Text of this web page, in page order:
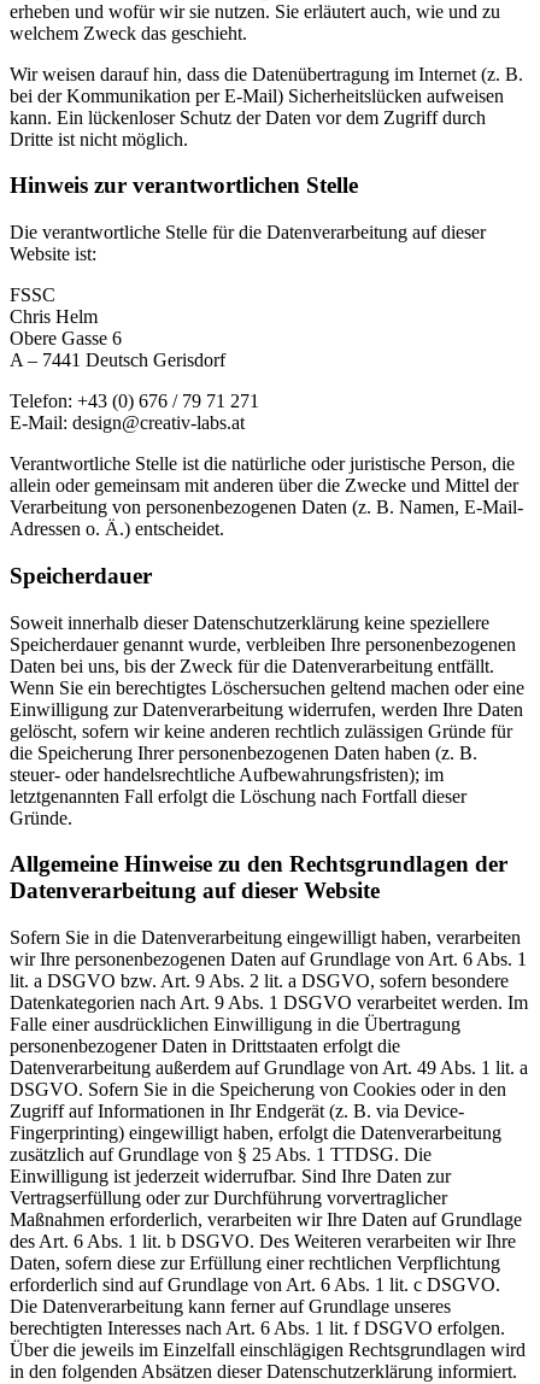
erheben und wofür wir sie nutzen. Sie erläutert auch, wie und zu
welchem Zweck das geschieht.
Wir weisen darauf hin, dass die Datenübertragung im Internet (z. B.
bei der Kommunikation per E-Mail) Sicherheitslücken aufweisen
kann. Ein lückenloser Schutz der Daten vor dem Zugriff durch
Dritte ist nicht möglich.
Hinweis zur verantwortlichen Stelle
Die verantwortliche Stelle für die Datenverarbeitung auf dieser
Website ist:
FSSC
Chris Helm
Obere Gasse 6
A – 7441 Deutsch Gerisdorf
Telefon: +43 (0) 676 / 79 71 271
E-Mail: design@creativ-labs.at
Verantwortliche Stelle ist die natürliche oder juristische Person, die
allein oder gemeinsam mit anderen über die Zwecke und Mittel der
Verarbeitung von personenbezogenen Daten (z. B. Namen, E-Mail-
Adressen o. Ä.) entscheidet.
Speicherdauer
Soweit innerhalb dieser Datenschutzerklärung keine speziellere
Speicherdauer genannt wurde, verbleiben Ihre personenbezogenen
Daten bei uns, bis der Zweck für die Datenverarbeitung entfällt.
Wenn Sie ein berechtigtes Löschersuchen geltend machen oder eine
Einwilligung zur Datenverarbeitung widerrufen, werden Ihre Daten
gelöscht, sofern wir keine anderen rechtlich zulässigen Gründe für
die Speicherung Ihrer personenbezogenen Daten haben (z. B.
steuer- oder handelsrechtliche Aufbewahrungsfristen); im
letztgenannten Fall erfolgt die Löschung nach Fortfall dieser
Gründe.
Allgemeine Hinweise zu den Rechtsgrundlagen der
Datenverarbeitung auf dieser Website
Sofern Sie in die Datenverarbeitung eingewilligt haben, verarbeiten
wir Ihre personenbezogenen Daten auf Grundlage von Art. 6 Abs. 1
lit. a DSGVO bzw. Art. 9 Abs. 2 lit. a DSGVO, sofern besondere
Datenkategorien nach Art. 9 Abs. 1 DSGVO verarbeitet werden. Im
Falle einer ausdrücklichen Einwilligung in die Übertragung
personenbezogener Daten in Drittstaaten erfolgt die
Datenverarbeitung außerdem auf Grundlage von Art. 49 Abs. 1 lit. a
DSGVO. Sofern Sie in die Speicherung von Cookies oder in den
Zugriff auf Informationen in Ihr Endgerät (z. B. via Device-
Fingerprinting) eingewilligt haben, erfolgt die Datenverarbeitung
zusätzlich auf Grundlage von § 25 Abs. 1 TTDSG. Die
Einwilligung ist jederzeit widerrufbar. Sind Ihre Daten zur
Vertragserfüllung oder zur Durchführung vorvertraglicher
Maßnahmen erforderlich, verarbeiten wir Ihre Daten auf Grundlage
des Art. 6 Abs. 1 lit. b DSGVO. Des Weiteren verarbeiten wir Ihre
Daten, sofern diese zur Erfüllung einer rechtlichen Verpflichtung
erforderlich sind auf Grundlage von Art. 6 Abs. 1 lit. c DSGVO.
Die Datenverarbeitung kann ferner auf Grundlage unseres
berechtigten Interesses nach Art. 6 Abs. 1 lit. f DSGVO erfolgen.
Über die jeweils im Einzelfall einschlägigen Rechtsgrundlagen wird
in den folgenden Absätzen dieser Datenschutzerklärung informiert.